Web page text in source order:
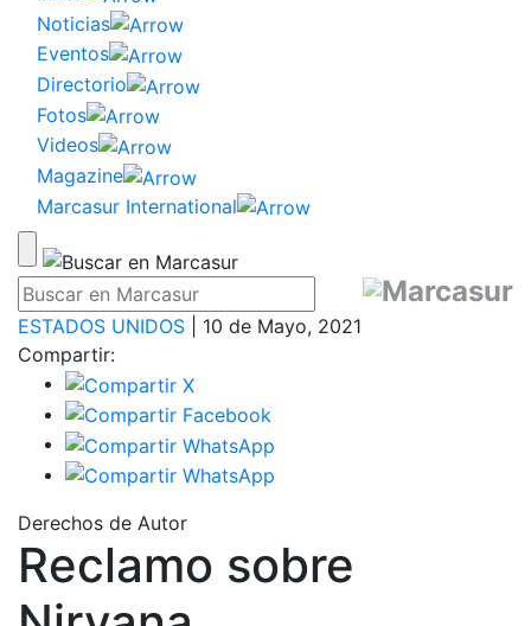
Noticias
Eventos
Directorio
Fotos
Videos
Magazine
Marcasur International
ESTADOS UNIDOS | 10 de Mayo, 2021
Compartir:
Derechos de Autor
Reclamo sobre